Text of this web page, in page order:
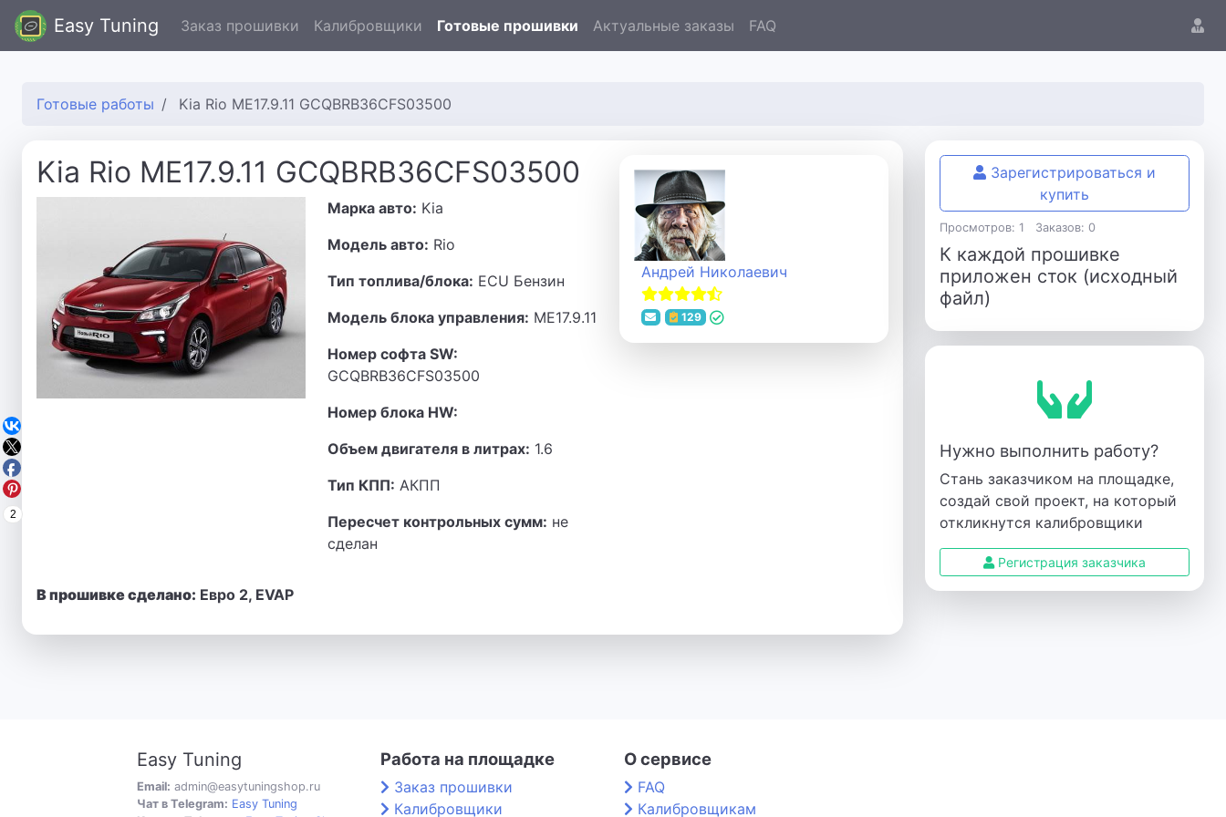
Easy Tuning Заказ прошивки Калибровщики Готовые прошивки Актуальные заказы FAQ
Готовые работы Kia Rio ME17.9.11 GCQBRB36CFS03500
Kia Rio ME17.9.11 GCQBRB36CFS03500
Марка авто: Kia
Модель авто: Rio
Тип топлива/блока: ECU Бензин
Модель блока управления: ME17.9.11
Номер софта SW:
GCQBRB36CFS03500
Номер блока HW:
Объем двигателя в литрах: 1.6
Тип КПП: АКПП
Пересчет контрольных сумм: не
сделан
Андрей Николаевич
129
В прошивке сделано: Евро 2, EVAP
Зарегистрироваться и
купить
Просмотров: 1 Заказов: 0
К каждой прошивке
приложен сток (исходный
файл)
Нужно выполнить работу?
Стань заказчиком на площадке,
создай свой проект, на который
откликнутся калибровщики
Регистрация заказчика
2
Easy Tuning
Email: admin@easytuningshop.ru
Чат в Telegram: Easy Tuning
Работа на площадке
Заказ прошивки
Калибровщики
О сервисе
FAQ
Калибровщикам